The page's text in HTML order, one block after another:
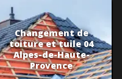
Changement de
toiture et tuile 04
Alpes-de-Haute-
Provence